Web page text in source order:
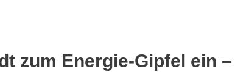
zum Energie-Gipfel ein –